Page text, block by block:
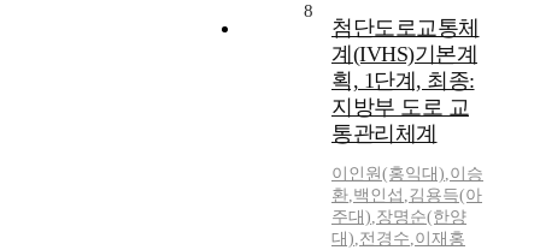
8
첨단도로교통체
계(IVHS)기본계
획, 1단계, 최종:
지방부 도로 교
통관리체계
이인원(홍익대),이승
환,백인섭 ,김용득(아
주대),장명순(한양
대),전경수,이재홍